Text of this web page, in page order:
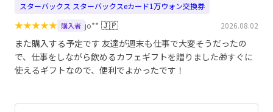
スターバックス スターバックスeカード1万ウォン交換券
★★★★★ 購入者 jo** 🇯🇵 2026.08.02
また購入する予定です 友達が週末も仕事で大変そうだったの
で、仕事をしながら飲めるカフェギフトを贈りました🎁すぐに
使えるギフトなので、便利でよかったです！